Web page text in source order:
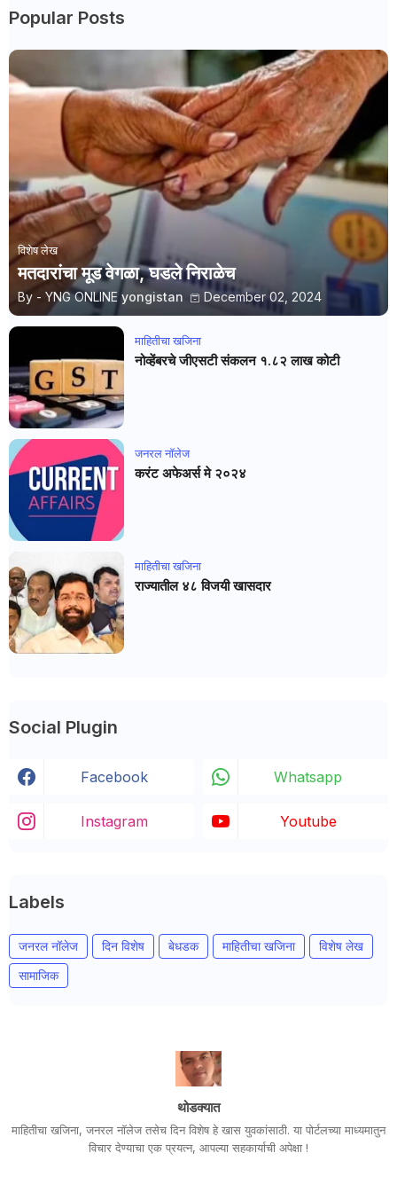
Popular Posts
विशेष लेख
मतदारांचा मूड वेगळा, घडले निराळेच
By - YNG ONLINE yongistan December 02, 2024
माहितीचा खजिना
नोव्हेंबरचे जीएसटी संकलन १.८२ लाख कोटी
जनरल नाॅलेज
करंट अफेअर्स मे २०२४
माहितीचा खजिना
राज्यातील ४८ विजयी खासदार
Social Plugin
Facebook Whatsapp
Instagram Youtube
Labels
जनरल नॉलेज दिन विशेष बेधडक माहितीचा खजिना
विशेष लेख
सामाजिक
थोडक्यात
माहितीचा खजिना, जनरल नॉलेज तसेच दिन विशेष हे खास युवकांसाठी. या पोर्टलच्या माध्यमातुन
विचार देण्याचा एक प्रयत्न, आपल्या सहकार्याची अपेक्षा !